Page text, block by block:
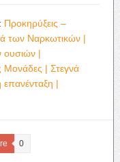
Προκηρύξεις –
των Ναρκωτικών |
ουσιών |
Μονάδες | Στεγνά
επανένταξη |
0